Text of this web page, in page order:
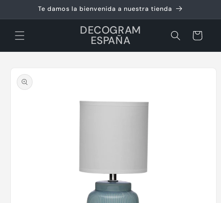
directamente
al contenido
Te damos la bienvenida a nuestra tienda
DECOGRAM
ESPAÑA Carrito
a la
información